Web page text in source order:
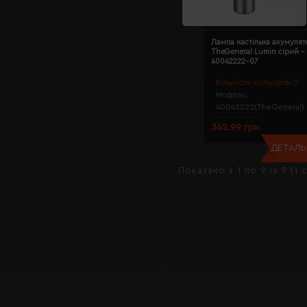
Кількість кольорів: 2
Модель:
40042222(TheGeneral)
Лампа настільна
TheGeneral Lumin сірий -
40042222-07
342.99 грн
Показано з 1 по 9 із 9 (1